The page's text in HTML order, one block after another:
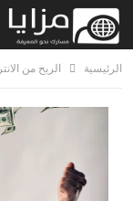
الرئيسية الربح من